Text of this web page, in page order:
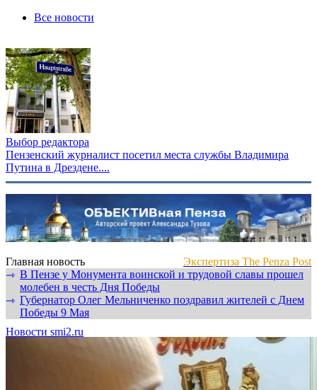
Все новости
Выбор редактора
Пензенский журналист посетил места службы Владимира
Путина в Дрездене....
Главная новость
Экспертиза The Penza Post
⇾ В Пензе у Монумента воинской и трудовой славы прошел
молебен в честь Дня Победы
⇾ Губернатор Олег Мельниченко поздравил жителей с Днем
Победы 9 Мая
Новости smi2.ru